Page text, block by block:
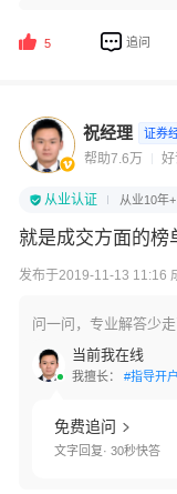
5 追问
祝经理 证券
帮助7.6万
从业认证 从业10年+
就是成交方面的榜
发布于2019-11-13 11:16
问一问，专业解答少
当前我在线
我擅长： #指导开
免费追问
文字回复· 30秒快答